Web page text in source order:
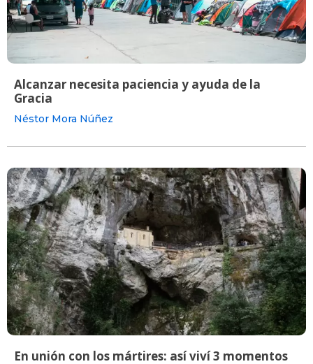
Alcanzar necesita paciencia y ayuda de la
Gracia
Néstor Mora Núñez
En unión con los mártires: así viví 3 momentos